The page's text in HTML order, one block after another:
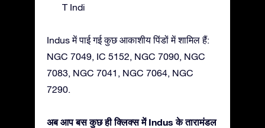
T Indi
Indus में पाई गई कुछ आकाशीय पिंडों में शामिल हैं:
NGC 7049, IC 5152, NGC 7090, NGC
7083, NGC 7041, NGC 7064, NGC
7290.
अब आप बस कुछ ही क्लिक्स में Indus के तारामंडल